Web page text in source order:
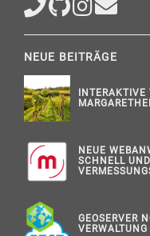
NEUE BEITRÄGE
INTERAKTIVE
NEUE
SCHNELL
GEOSERVER